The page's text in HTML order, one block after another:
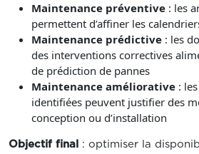
Maintenance préventive : les
permettent d’affiner les
Maintenance prédictive : les
des interventions correctives
de prédiction de pannes
Maintenance améliorative :
identifiées peuvent justifier des
conception ou d’installation
Objectif final
: optimiser la